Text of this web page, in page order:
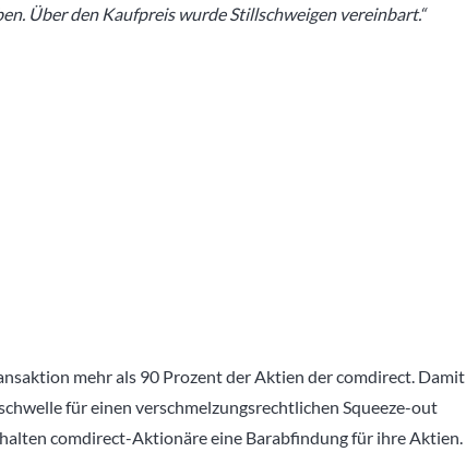
Über den Kaufpreis wurde Stillschweigen vereinbart.“
mehr als 90 Prozent der Aktien der comdirect. Damit
für einen verschmelzungsrechtlichen Squeeze-out
comdirect-Aktionäre eine Barabfindung für ihre Aktien.